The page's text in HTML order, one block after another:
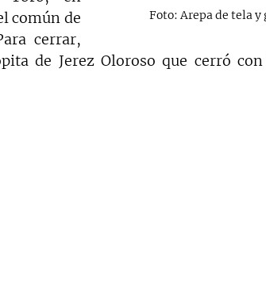
Foto: Arepa de tela y
común de
cerrar,
de Jerez Oloroso que cerró